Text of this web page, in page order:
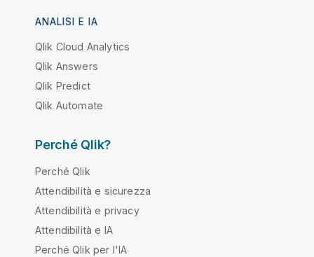
ANALISI E IA
Qlik Cloud Analytics
Qlik Answers
Qlik Predict
Qlik Automate
Perché Qlik?
Perché Qlik
Attendibilità e sicurezza
Attendibilità e privacy
Attendibilità e IA
Perché Qlik per l'IA